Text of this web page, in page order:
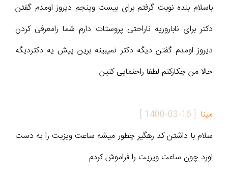
باسلام بنده نوبت گرفتم برای بیست وپنجم دیروز اومدم گفتن
دکتر برای ناباروریه ناراحتی پروستات دارم شما رامعرفی کردن
دیروز اومدم گفتن دیگه دکتر نمیبینه برین پیش یه دکتردیگه
حالا من چکارکنم لطفا راحنمایی کنین
مینا [
1400-03-16
]
سلام با داشتن کد رهگیر چطور میشه ساعت ویزیت را به دست
اورد چون ساعت ویزیت را فراموش کردم